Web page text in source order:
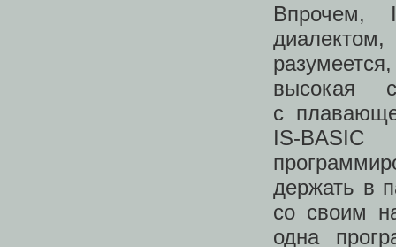
Впрочем,
высокая
с
держать в
со своим
одна